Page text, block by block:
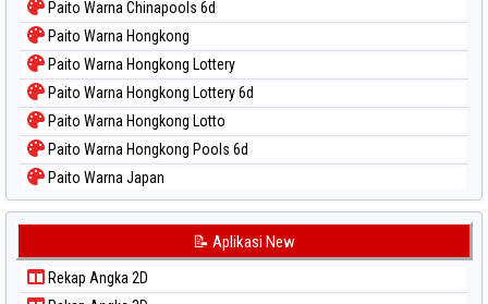
Paito Warna Chinapools 6d
Paito Warna Hongkong
Paito Warna Hongkong Lottery
Paito Warna Hongkong Lottery 6d
Paito Warna Hongkong Lotto
Paito Warna Hongkong Pools 6d
Paito Warna Japan
Paito Warna Japan 6d
Paito Warna Kuda Lari
Paito Warna Magnum Cambodia
📝 Aplikasi New
Rekap Angka 2D